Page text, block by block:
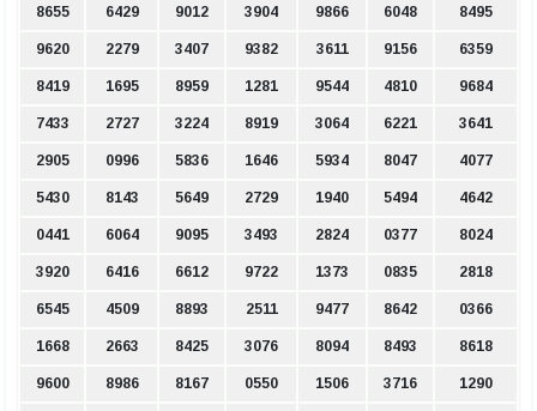
8655 6429 9012 3904 9866 6048 8495
9620 2279 3407 9382 3611 9156 6359
8419 1695 8959 1281 9544 4810 9684
7433 2727 3224 8919 3064 6221 3641
2905 0996 5836 1646 5934 8047 4077
5430 8143 5649 2729 1940 5494 4642
0441 6064 9095 3493 2824 0377 8024
3920 6416 6612 9722 1373 0835 2818
6545 4509 8893 2511 9477 8642 0366
1668 2663 8425 3076 8094 8493 8618
9600 8986 8167 0550 1506 3716 1290